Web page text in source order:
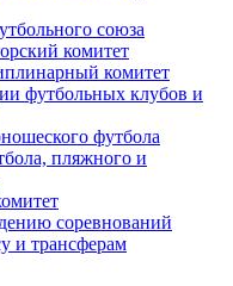
союза
комитет
комитет
футбольных клубов и
футбола
пляжного и
соревнований
и трансферам